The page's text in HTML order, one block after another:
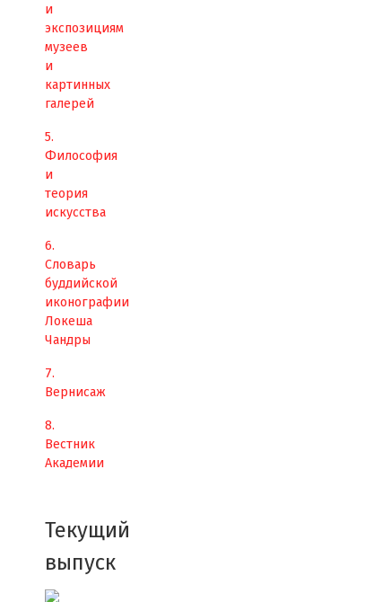
и
экспозициям
музеев
и
картинных
галерей
5.
Философия
и
теория
искусства
6.
Словарь
буддийской
иконографии
Локеша
Чандры
7.
Вернисаж
8.
Вестник
Академии
Текущий
выпуск